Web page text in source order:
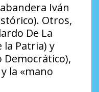
Iván
Otros,
De La
la Patria) y
Democrático),
la «mano